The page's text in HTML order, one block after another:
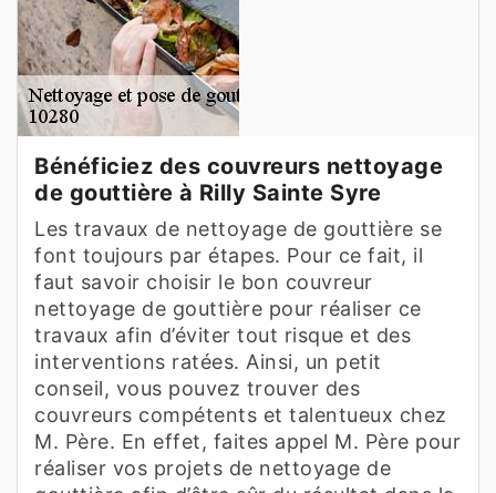
Bénéficiez des couvreurs nettoyage
de gouttière à Rilly Sainte Syre
Les travaux de nettoyage de gouttière se
font toujours par étapes. Pour ce fait, il
faut savoir choisir le bon couvreur
nettoyage de gouttière pour réaliser ce
travaux afin d’éviter tout risque et des
interventions ratées. Ainsi, un petit
conseil, vous pouvez trouver des
couvreurs compétents et talentueux chez
M. Père. En effet, faites appel M. Père pour
réaliser vos projets de nettoyage de